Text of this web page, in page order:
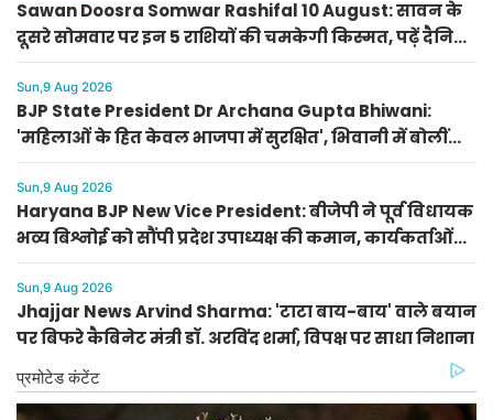
Sawan Doosra Somwar Rashifal 10 August: सावन के
दूसरे सोमवार पर इन 5 राशियों की चमकेगी किस्मत, पढ़ें दैनिक
राशिफल
Sun,9 Aug 2026
BJP State President Dr Archana Gupta Bhiwani:
'महिलाओं के हित केवल भाजपा में सुरक्षित', भिवानी में बोलीं
भाजपा प्रदेशाध्यक्ष डॉ. अर्चना गुप्ता
Sun,9 Aug 2026
Haryana BJP New Vice President: बीजेपी ने पूर्व विधायक
भव्य बिश्नोई को सौंपी प्रदेश उपाध्यक्ष की कमान, कार्यकर्ताओं
का जताया आभार
Sun,9 Aug 2026
Jhajjar News Arvind Sharma: 'टाटा बाय-बाय' वाले बयान
पर बिफरे कैबिनेट मंत्री डॉ. अरविंद शर्मा, विपक्ष पर साधा निशाना